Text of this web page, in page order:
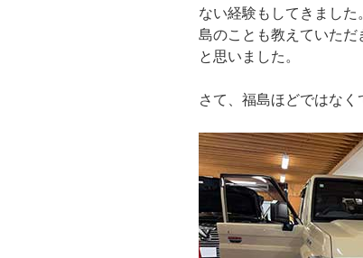
ない経験もしてきまし
島のことも教えていた
と思いました。
さて、福島ほどではな